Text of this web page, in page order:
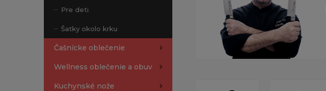
Pre deti
Šatky okolo krku
Čašnícke oblečenie
Wellness oblečenie a obuv
Kuchynské nože